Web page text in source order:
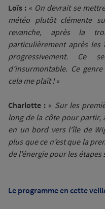
Loïs : « On devrait se
météo plutôt clémente
revanche, après la
particulièrement après
progressivement. Ce
d’insurmontable. Ce
cela me plaît !»
Charlotte : « Sur les
long de la côte pour partir,
en un bord vers l’île de
plus que ce n’est que la
de l’énergie pour les étapes
Le programme en cette